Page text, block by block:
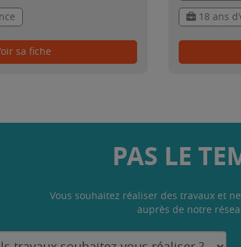
sa fiche
18 ans
PAS LE
Vous souhaitez réaliser des travaux et
auprès de notre